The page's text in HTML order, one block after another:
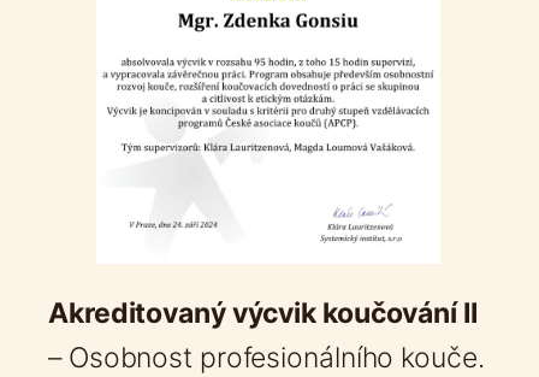
Akreditovaný výcvik koučování II
– Osobnost profesionálního kouče.